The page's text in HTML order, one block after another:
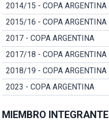
2014/15 - COPA ARGENTINA
2015/16 - COPA ARGENTINA
2017 - COPA ARGENTINA
2017/18 - COPA ARGENTINA
2018/19 - COPA ARGENTINA
2023 - COPA ARGENTINA
MIEMBRO INTEGRANTE